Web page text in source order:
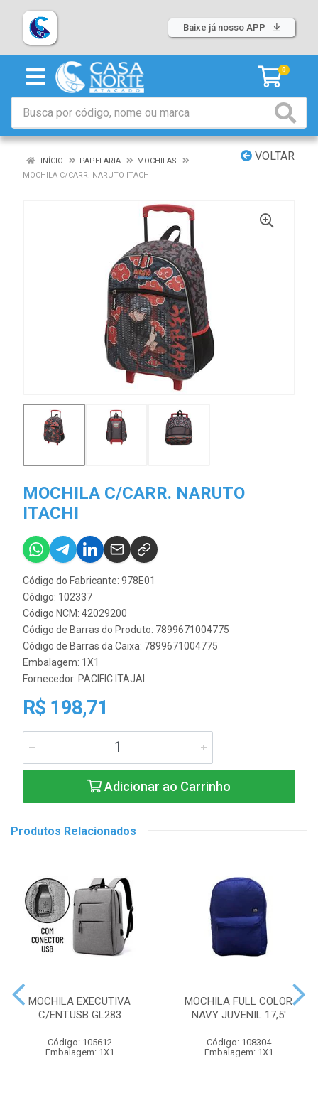
Baixe já nosso APP
0
VOLTAR
INÍCIO PAPELARIA
MOCHILAS
MOCHILA C/CARR. NARUTO ITACHI
MOCHILA C/CARR. NARUTO
ITACHI
Código do Fabricante: 978E01
Código: 102337
Código NCM: 42029200
Código de Barras do Produto: 7899671004775
Código de Barras da Caixa: 7899671004775
Embalagem: 1X1
Fornecedor: PACIFIC ITAJAI
R$ 198,71
Adicionar ao Carrinho
Produtos Relacionados
MOCHILA EXECUTIVA
C/ENT.USB GL283
Código: 105612
Embalagem: 1X1
MOCHILA FULL COLOR
NAVY JUVENIL 17,5'
Código: 108304
Embalagem: 1X1